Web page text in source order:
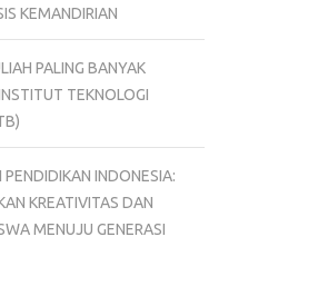
KEMANDIRIAN
PALING BANYAK
TEKNOLOGI
PENDIDIKAN INDONESIA:
KREATIVITAS DAN
MENUJU GENERASI